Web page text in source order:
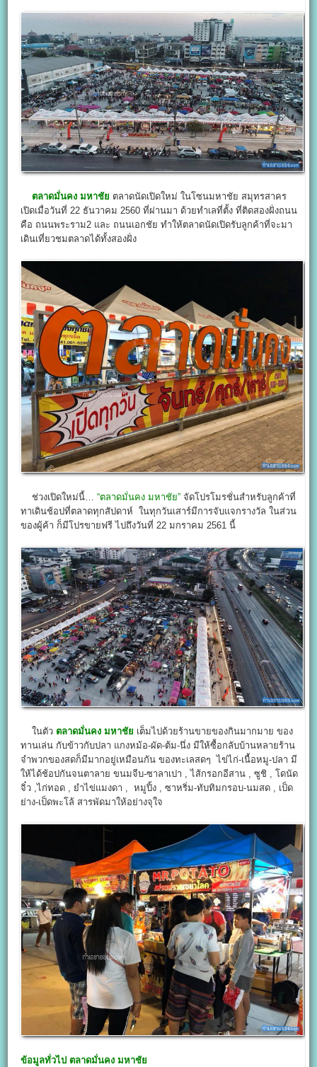
ตลาดมั่นคง มหาชัย ตลาดนัดเปิดใหม่ ในโซนมหาชัย สมุทรสาคร
เปิดเมื่อวันที่ 22 ธันวาคม 2560 ที่ผ่านมา ด้วยทำเลที่ตั้ง ที่ติดสองฝั่งถนน
คือ ถนนพระราม2 และ ถนนเอกชัย ทำให้ตลาดนัดเปิดรับลูกค้าที่จะมา
เดินเที่ยวชมตลาดได้ทั้งสองฝั่ง
ช่วงเปิดใหม่นี้…“ตลาดมั่นคง มหาชัย” จัดโปรโมรชั่นสำหรับลูกค้าที่
ทาเดินช้อปที่ตลาดทุกสัปดาห์ ในทุกวันเสาร์มีการจับแจกรางวัล ในส่วน
ของผู้ค้า ก็มีโปรขายฟรี ไปถึงวันที่ 22 มกราคม 2561 นี้
ในตัว ตลาดมั่นคง มหาชัย เต็มไปด้วยร้านขายของกินมากมาย ของ
ทานเล่น กับข้าวกับปลา แกงหม้อ-ผัด-ต้ม-นึ่ง มีให้ซื้อกลับบ้านหลายร้าน
จำพวกของสดก็มีมากอยู่เหมือนกัน ของทะเลสดๆ ไข่ไก่-เนื้อหมู-ปลา มี
ให้ได้ช้อปกันจนตาลาย ขนมจีบ-ซาลาเปา , ไส้กรอกอีสาน , ซูชิ , โดนัด
จิ๋ว ,ไก่ทอด , ยำไข่แมงดา , หมูปิ้ง , ซาหริ่ม-ทับทิมกรอบ-นมสด , เป็ด
ย่าง-เป็ดพะโล้ สารพัดมาให้อย่างจุใจ
ข้อมูลทั่วไป ตลาดมั่นคง มหาชัย